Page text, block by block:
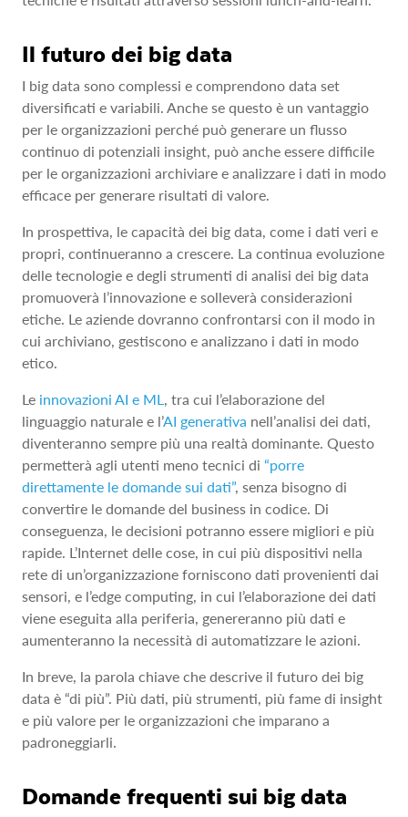
Il futuro dei big data
I big data sono complessi e comprendono data set
diversificati e variabili. Anche se questo è un vantaggio
per le organizzazioni perché può generare un flusso
continuo di potenziali insight, può anche essere difficile
per le organizzazioni archiviare e analizzare i dati in modo
efficace per generare risultati di valore.
In prospettiva, le capacità dei big data, come i dati veri e
propri, continueranno a crescere. La continua evoluzione
delle tecnologie e degli strumenti di analisi dei big data
promuoverà l’innovazione e solleverà considerazioni
etiche. Le aziende dovranno confrontarsi con il modo in
cui archiviano, gestiscono e analizzano i dati in modo
etico.
Le innovazioni AI e ML
, tra cui l’elaborazione del
linguaggio naturale e l’AI generativa nell’analisi dei dati,
diventeranno sempre più una realtà dominante. Questo
permetterà agli utenti meno tecnici di “porre
direttamente le domande sui dati”, senza bisogno di
convertire le domande del business in codice. Di
conseguenza, le decisioni potranno essere migliori e più
rapide. L’Internet delle cose, in cui più dispositivi nella
rete di un’organizzazione forniscono dati provenienti dai
sensori, e l’edge computing, in cui l’elaborazione dei dati
viene eseguita alla periferia, genereranno più dati e
aumenteranno la necessità di automatizzare le azioni.
In breve, la parola chiave che descrive il futuro dei big
data è “di più”. Più dati, più strumenti, più fame di insight
e più valore per le organizzazioni che imparano a
padroneggiarli.
Domande frequenti sui big data